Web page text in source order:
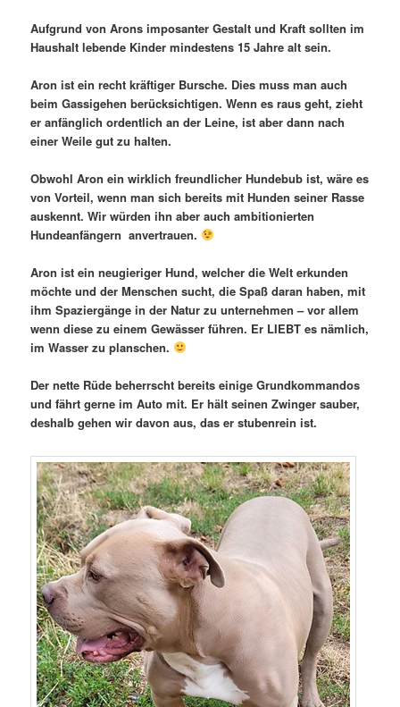
Aufgrund von Arons imposanter Gestalt und Kraft sollten im
Haushalt lebende Kinder mindestens 15 Jahre alt sein.
Aron ist ein recht kräftiger Bursche. Dies muss man auch
beim Gassigehen berücksichtigen. Wenn es raus geht, zieht
er anfänglich ordentlich an der Leine, ist aber dann nach
einer Weile gut zu halten.
Obwohl Aron ein wirklich freundlicher Hundebub ist, wäre es
von Vorteil, wenn man sich bereits mit Hunden seiner Rasse
auskennt. Wir würden ihn aber auch ambitionierten
Hundeanfängern anvertrauen.
Aron ist ein neugieriger Hund, welcher die Welt erkunden
möchte und der Menschen sucht, die Spaß daran haben, mit
ihm Spaziergänge in der Natur zu unternehmen – vor allem
wenn diese zu einem Gewässer führen. Er LIEBT es nämlich,
im Wasser zu planschen.
Der nette Rüde beherrscht bereits einige Grundkommandos
und fährt gerne im Auto mit. Er hält seinen Zwinger sauber,
deshalb gehen wir davon aus, das er stubenrein ist.